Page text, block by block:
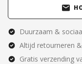
Duurzaam &
Altijd retourneren
Gratis verzending